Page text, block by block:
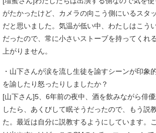
がたかったけど、カメラの向こう側にいるスタ
だと思いました。気温が低い中、わたしはこう
だったので、常に小さいストーブを持ってくれ
上がりません。
・山下さんが涙を流し生徒を諭すシーンが印象
を諭したり怒ったりしましたか？
[山下さん]5、6年前の夜中、酒を飲みながら俳
したら、あくびして眠そうだったので、もう説
た。最近は自分に説教するようにしています。